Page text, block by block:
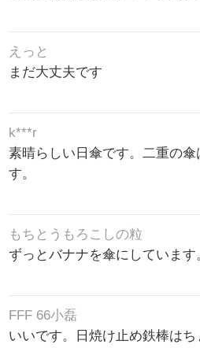
えっと
まだ大丈夫です
k***r
素晴らしい日傘です。二重の傘
す。
もちとうもろこしの粒
ずっとバナナを傘にしています
FFF 66小磊
いいです。日焼け止め鉄棒はち